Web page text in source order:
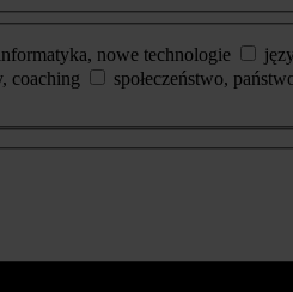
nowe technologie
coaching społeczeństwo,